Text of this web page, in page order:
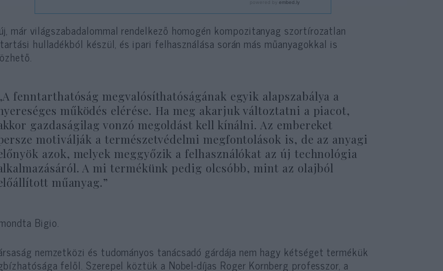
már világszabadalommal rendelkező homogén kompozitanyag szortírozatlan
hulladékból készül, és ipari felhasználása során más műanyagokkal is
fenntarthatóság megvalósíthatóságának egyik alapszabálya a
működés elérése. Ha meg akarjuk változtatni a piacot,
gazdaságilag vonzó megoldást kell kínálni. Az embereket
motiválják a természetvédelmi megfontolások is, de az anyagi
azok, melyek meggyőzik a felhasználókat az új technológia
A mi termékünk pedig olcsóbb, mint az olajból
műanyag.”
Bigio.
nemzetközi és tudományos tanácsadó gárdája nem hagy kétséget termékük
felől. Szerepel köztük a Nobel-díjas Roger Kornberg professzor, a